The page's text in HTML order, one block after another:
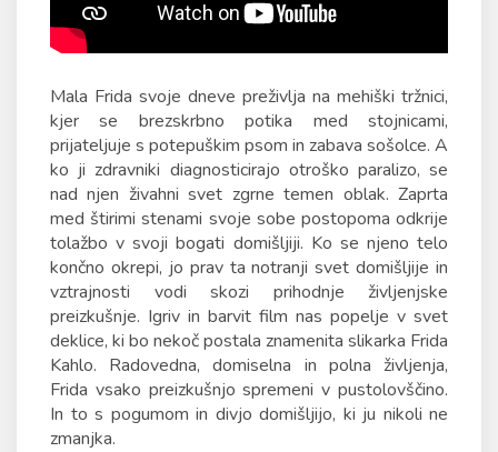
Mala Frida svoje dneve preživlja na mehiški tržnici,
kjer se brezskrbno potika med stojnicami,
prijateljuje s potepuškim psom in zabava sošolce. A
ko ji zdravniki diagnosticirajo otroško paralizo, se
nad njen živahni svet zgrne temen oblak. Zaprta
med štirimi stenami svoje sobe postopoma odkrije
tolažbo v svoji bogati domišljiji. Ko se njeno telo
končno okrepi, jo prav ta notranji svet domišljije in
vztrajnosti vodi skozi prihodnje življenjske
preizkušnje. Igriv in barvit film nas popelje v svet
deklice, ki bo nekoč postala znamenita slikarka Frida
Kahlo. Radovedna, domiselna in polna življenja,
Frida vsako preizkušnjo spremeni v pustolovščino.
In to s pogumom in divjo domišljijo, ki ju nikoli ne
zmanjka.